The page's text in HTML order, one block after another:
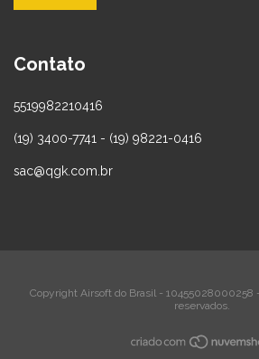
Contato
5519982210416
(19) 3400-7741 - (19) 98221-0416
sac@qgk.com.br
Copyright Airsoft do Brasil - 10455028000258
reservados.